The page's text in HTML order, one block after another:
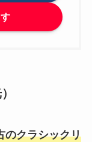
のクラシックリ